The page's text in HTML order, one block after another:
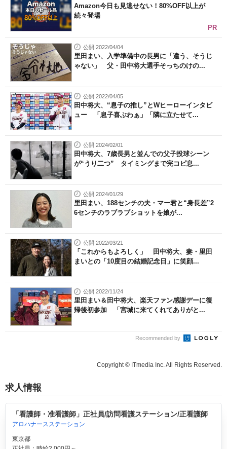
Amazon今日も見逃せない！80%OFF以上が
続々登場
PR
公開 2022/04/04
里田まい、入学準備中の長男に「違う、そうじ
ゃない」 父・田中将大選手そっちのけの...
公開 2022/04/05
田中将大、“息子の推し”とWヒーローインタビ
ュー 「息子喜ぶわぁ」「隣に立たせて...
公開 2024/02/01
田中将大、7歳長男と並んでの父子投球シーン
が“うり二つ” タイミングまで完コピ息...
公開 2024/01/29
里田まい、188センチの夫・マー君と“身長差”2
6センチのラブラブショットを娘が...
公開 2022/03/21
「これからもよろしく」 田中将大、妻・里田
まいとの「10度目の結婚記念日」に笑顔...
公開 2022/11/24
里田まい＆田中将大、楽天ファン感謝デーに復
帰後初参加 「宮城に来てくれてありがと...
Recommended by
Copyright © ITmedia Inc. All Rights Reserved.
求人情報
「看護師・准看護師」正社員/訪問看護ステーション/正看護師
アロハナースステーション
東京都